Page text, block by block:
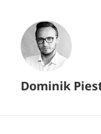
Dominik